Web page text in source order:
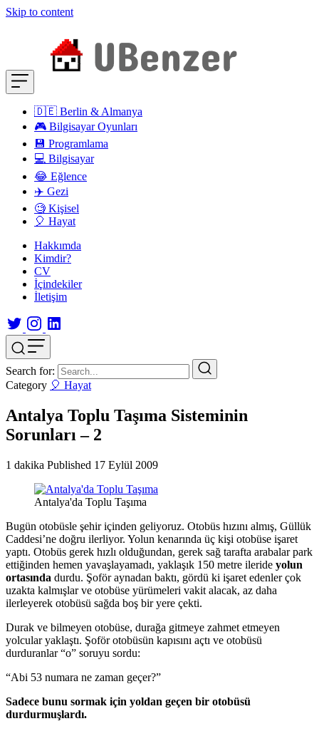
Skip to content
🇩🇪 Berlin & Almanya
🎮 Bilgisayar Oyunları
💾 Programlama
💻 Bilgisayar
😂 Eğlence
✈️ Gezi
🧐 Kişisel
🎈 Hayat
Hakkımda
Kimdir?
CV
İçindekiler
İletişim
Search for:
Category 🎈 Hayat
Antalya Toplu Taşıma Sisteminin
Sorunları – 2
1 dakika Published 17 Eylül 2009
Antalya'da Toplu Taşıma
Bugün otobüsle şehir içinden geliyoruz. Otobüs hızını almış, Güllük
Caddesi’ne doğru ilerliyor. Yolun kenarında üç kişi otobüse işaret
yaptı. Otobüs gerek hızlı olduğundan, gerek sağ tarafta arabalar park
ettiğinden hemen yavaşlayamadı, yaklaşık 150 metre ileride yolun
ortasında durdu. Şoför aynadan baktı, gördü ki işaret edenler çok
uzakta kalmışlar ve otobüse yürümeleri vakit alacak, az daha
ilerleyerek otobüsü sağda boş bir yere çekti.
Durak ve bilmeyen otobüse, durağa gitmeye zahmet etmeyen
yolcular yaklaştı. Şoför otobüsün kapısını açtı ve otobüsü
durduranlar “o” soruyu sordu:
“Abi 53 numara ne zaman geçer?”
Sadece bunu sormak için yoldan geçen bir otobüsü
durdurmuşlardı.